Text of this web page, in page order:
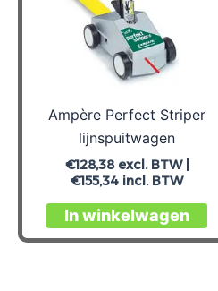
Ampère Perfect Striper
lijnspuitwagen
€128,38excl. BTW |
€155,34 incl. BTW
In winkelwagen